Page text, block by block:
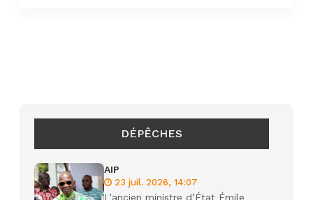
DÉPÊCHES
AIP
23 juil. 2026, 14:07
L’ancien ministre d’État Émile